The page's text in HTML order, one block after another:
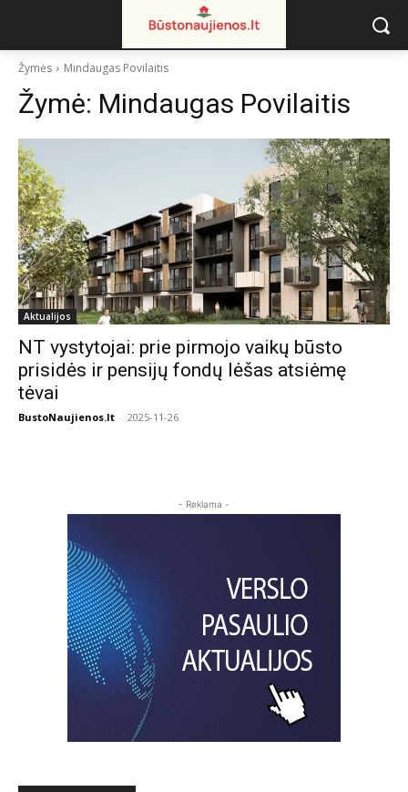
Žymės Mindaugas Povilaitis
Žymė: Mindaugas Povilaitis
Aktualijos
NT vystytojai: prie pirmojo vaikų būsto
prisidės ir pensijų fondų lėšas atsiėmę
tėvai
BustoNaujienos.lt - 2025-11-26
- Reklama -